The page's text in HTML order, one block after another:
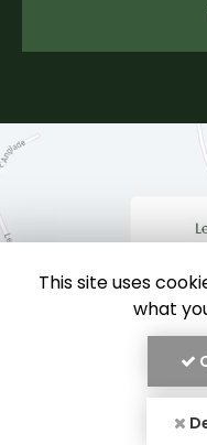
This site uses
what